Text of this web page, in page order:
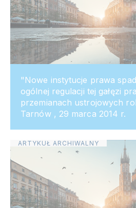
"Nowe instytucje prawa
ogólnej regulacji tej gałęzi
przemianach ustrojowych
Tarnów , 29 marca 2014 r.
ARTYKUŁ ARCHIWALNY